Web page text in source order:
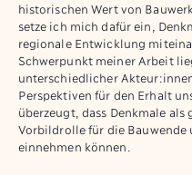
historischen Wert von
setze ich mich dafür ein,
regionale Entwicklung
Schwerpunkt meiner Arbeit
unterschiedlicher
Perspektiven für den Erhalt
überzeugt, dass Denkmale
Vorbildrolle für die
einnehmen können.